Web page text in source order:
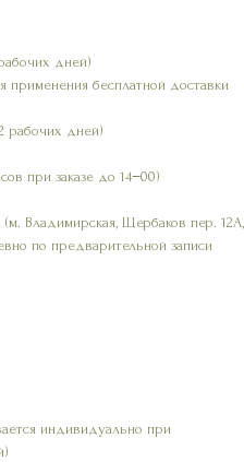
дней)
применения бесплатной доставки
рабочих дней)
при заказе до 14−00)
Владимирская, Щербаков пер. 12А,
по предварительной записи
индивидуально при